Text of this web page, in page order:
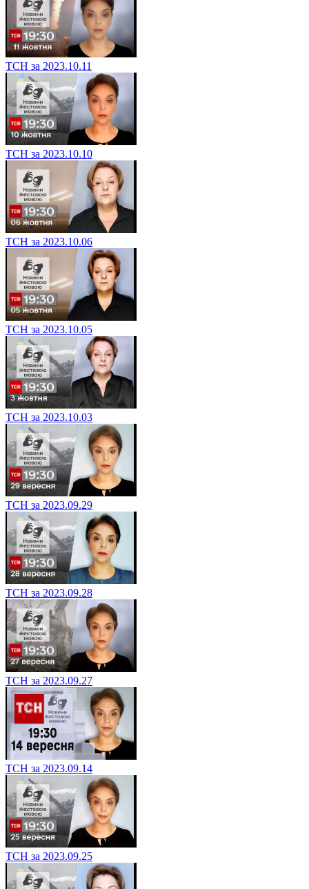
ТСН за 2023.10.11
ТСН за 2023.10.10
ТСН за 2023.10.06
ТСН за 2023.10.05
ТСН за 2023.10.03
ТСН за 2023.09.29
ТСН за 2023.09.28
ТСН за 2023.09.27
ТСН за 2023.09.14
ТСН за 2023.09.25